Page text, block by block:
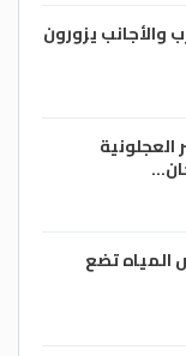
والأجانب يزورون
المياه تضع